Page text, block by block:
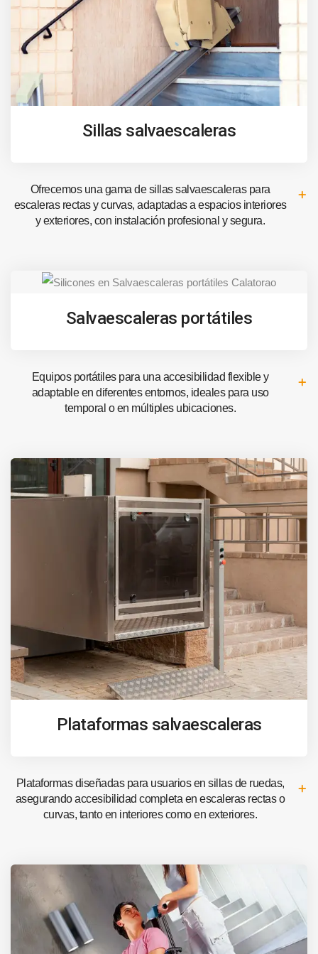
Sillas salvaescaleras
Ofrecemos una gama de sillas salvaescaleras para
escaleras rectas y curvas, adaptadas a espacios interiores
y exteriores, con instalación profesional y segura.
Salvaescaleras portátiles
Equipos portátiles para una accesibilidad flexible y
adaptable en diferentes entornos, ideales para uso
temporal o en múltiples ubicaciones.
Plataformas salvaescaleras
Plataformas diseñadas para usuarios en sillas de ruedas,
asegurando accesibilidad completa en escaleras rectas o
curvas, tanto en interiores como en exteriores.